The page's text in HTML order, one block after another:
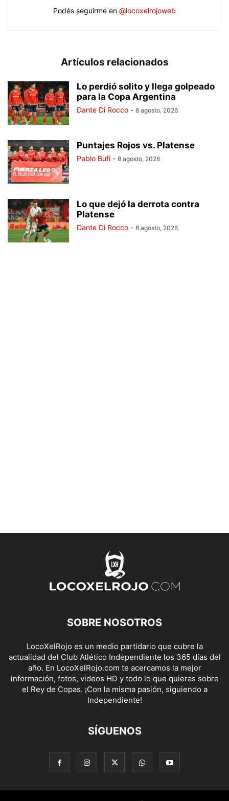
Podés seguirme en @locoxelrojoweb
Artículos relacionados
Lo perdió solito y llega golpeado
para la Copa Argentina
Dante Di Rocco - 8 agosto, 2026
Puntajes Rojos vs. Platense
Pablo Bufi - 8 agosto, 2026
Lo que dejó la derrota contra
Platense
Dante Di Rocco - 8 agosto, 2026
SOBRE NOSOTROS
LocoXelRojo es un medio partidario que cubre la
actualidad del Club Atlético Independiente los 365 días del
año. En LocoXelRojo.com te acercamos la mejor
información, fotos, videos HD y todo lo que quieras sobre
el Rey de Copas. ¡Con la misma pasión, siguiendo a
Independiente!
SÍGUENOS